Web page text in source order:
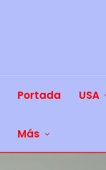
Portada USA
Más